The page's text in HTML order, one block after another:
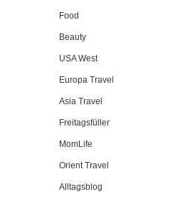
Food
Beauty
USA West
Europa Travel
Asia Travel
Freitagsfüller
MomLife
Orient Travel
Alltagsblog